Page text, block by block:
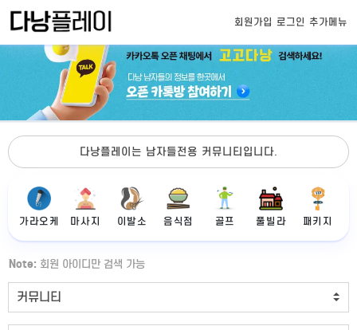
회원가입 로그인 추가메뉴
다낭플레이는 남자들전용 커뮤니티입니다.
가라오케 마사지 이발소 음식점 골프 풀빌라 패키지
Note: 회원 아이디만 검색 가능